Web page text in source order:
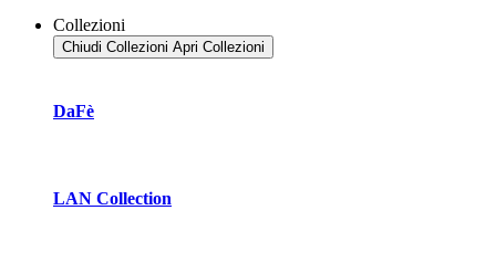
Collezioni
Chiudi Collezioni Apri Collezioni
DaFè
LAN Collection